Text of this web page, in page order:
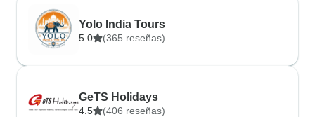
Yolo India Tours
5.0 (365 reseñas)
GeTS Holidays
4.5 (406 reseñas)